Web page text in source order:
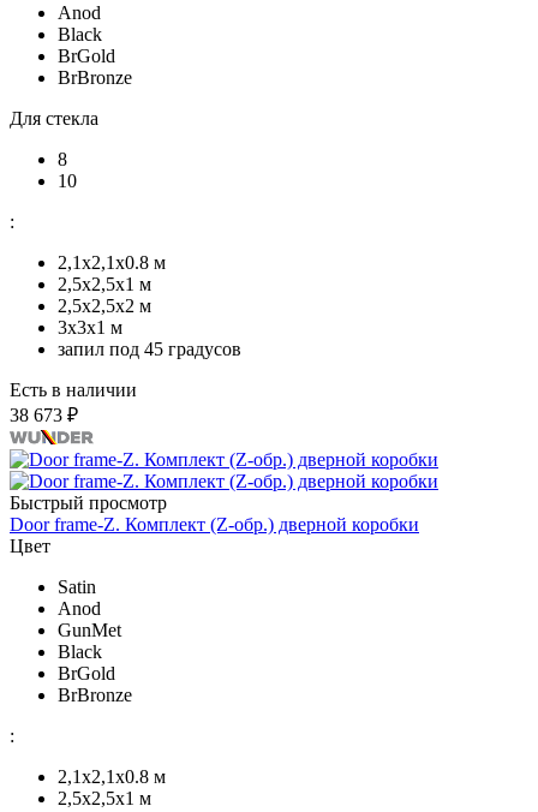
Anod
Black
BrGold
BrBronze
Для стекла
8
10
:
2,1x2,1х0.8 м
2,5x2,5х1 м
2,5х2,5х2 м
3х3х1 м
запил под 45 градусов
Есть в наличии
38 673 ₽
Быстрый просмотр
Door frame-Z. Комплект (Z-обр.) дверной коробки
Цвет
Satin
Anod
GunMet
Black
BrGold
BrBronze
:
2,1x2,1х0.8 м
2,5x2,5х1 м